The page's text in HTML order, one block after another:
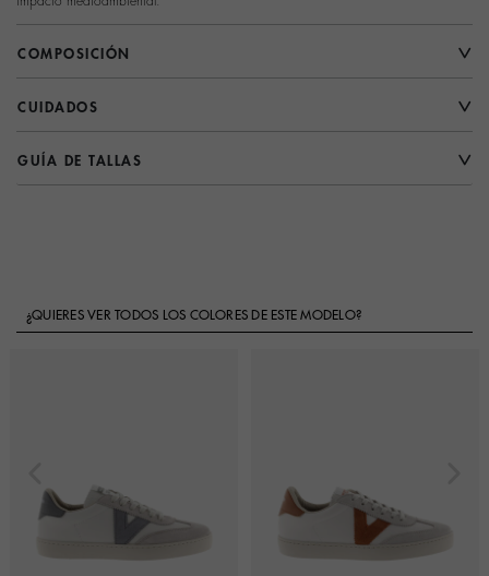
COMPOSICIÓN
CUIDADOS
GUÍA DE TALLAS
¿QUIERES VER TODOS LOS COLORES DE ESTE MODELO?